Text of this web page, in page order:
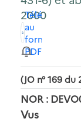
2000
Télécharger
au
format
PDF
(JO n° 169
NOR :
Vus